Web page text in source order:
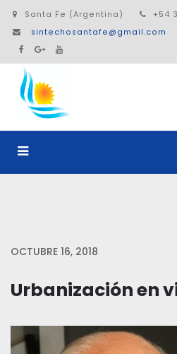
Santa Fe (Argentina)
+54
sintechosantafe@gmail.com
OCTUBRE 16, 2018
Urbanización en